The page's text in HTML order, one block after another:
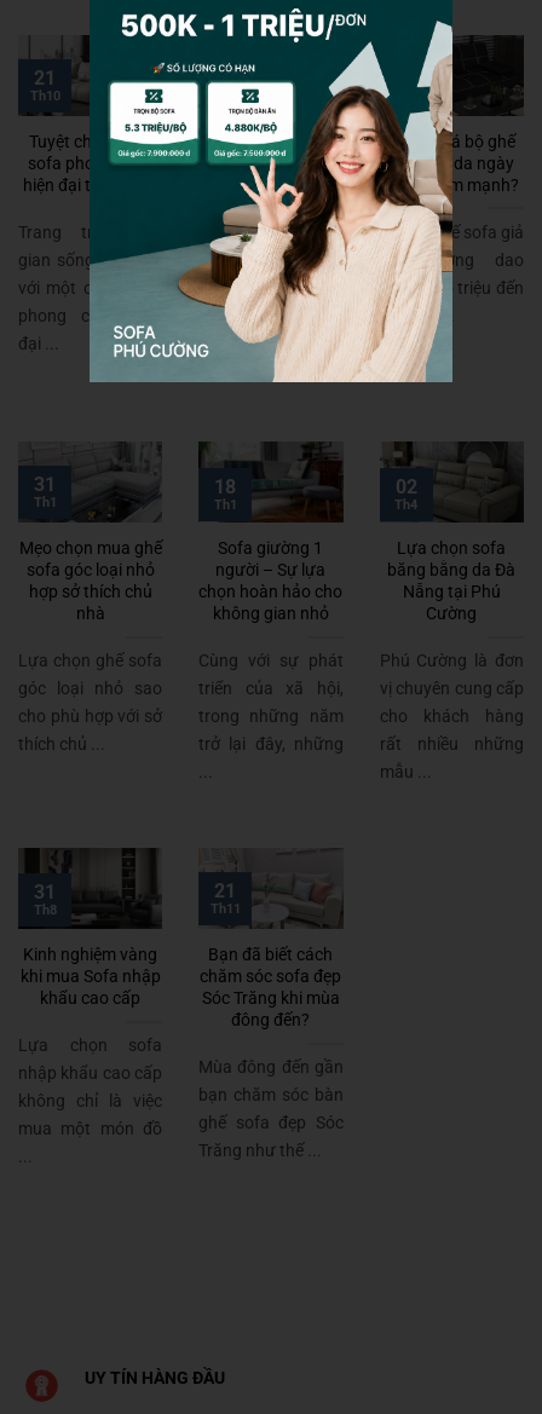
Tuyệt chiêu mua
sofa phong cách
hiện đại tại Hà Nội
Trang trí không
gian sống của bạn
với một chiếc sofa
phong cách hiện
đại ...
21
Th10
Ghế sofa da thật
nhập khẩu là gì?
Chọn lựa như thế
nào hợp lý nhất?
Ghế sofa da thật
nhập khẩu là một
trong những sản
phẩm được khá
30
Vì sao giá bộ ghế
sofa giả da ngày
càng giảm mạnh?
Giá bộ ghế sofa giả
da thường dao
động từ 5 triệu đến
20 triệu ...
Mẹo chọn mua ghế
sofa góc loại nhỏ
hợp sở thích chủ
nhà
Lựa chọn ghế sofa
góc loại nhỏ sao
cho phù hợp với sở
thích chủ ...
31
Th1
Sofa giường 1
người – Sự lựa
chọn hoàn hảo cho
không gian nhỏ
Cùng với sự phát
triển của xã hội,
trong những năm
trở lại đây, những
...
18
Th1
Lựa chọn sofa
băng bằng da Đà
Nẵng tại Phú
Cường
Phú Cường là đơn
vị chuyên cung cấp
cho khách hàng
rất nhiều những
mẫu ...
02
Th4
Kinh nghiệm vàng
khi mua Sofa nhập
khẩu cao cấp
Lựa chọn sofa
nhập khẩu cao cấp
không chỉ là việc
mua một món đồ
...
31
Th8
Bạn đã biết cách
chăm sóc sofa đẹp
Sóc Trăng khi mùa
đông đến?
Mùa đông đến gần
bạn chăm sóc bàn
ghế sofa đẹp Sóc
Trăng như thế ...
21
Th11
UY TÍN HÀNG ĐẦU